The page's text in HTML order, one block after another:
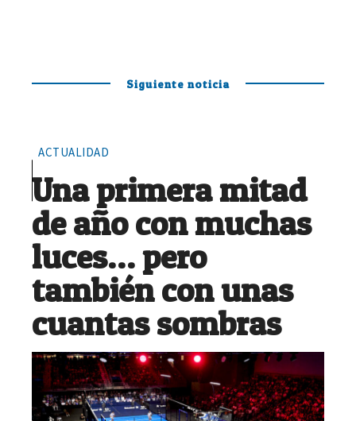
Siguiente noticia
ACTUALIDAD
Una primera mitad
de año con muchas
luces… pero
también con unas
cuantas sombras